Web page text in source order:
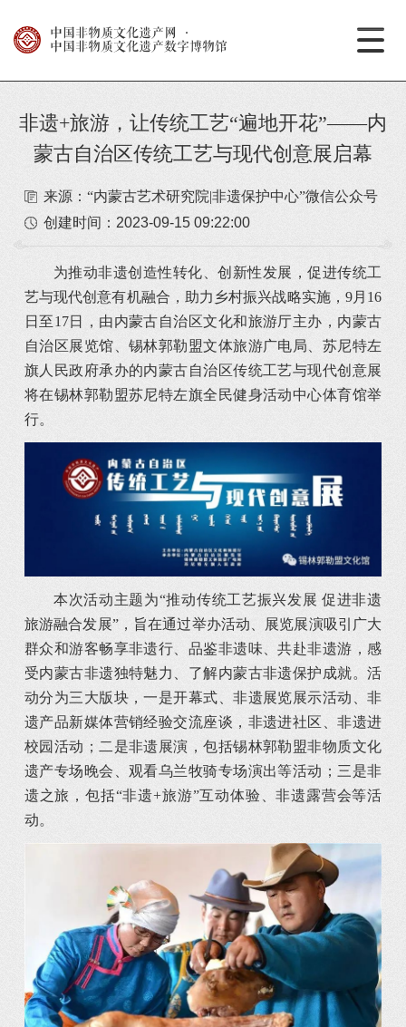
中国非物质文化遗产网
·
中国非物质文化遗产数字博物馆
非遗+旅游，让传统工艺“遍地开花”——内
蒙古自治区传统工艺与现代创意展启幕
来源：“内蒙古艺术研究院|非遗保护中心”微信公众号
创建时间： 2023-09-15 09:22:00
为推动非遗创造性转化、创新性发展，促进传统工
艺与现代创意有机融合，助力乡村振兴战略实施，9月16
日至17日，由内蒙古自治区文化和旅游厅主办，内蒙古
自治区展览馆、锡林郭勒盟文体旅游广电局、苏尼特左
旗人民政府承办的内蒙古自治区传统工艺与现代创意展
将在锡林郭勒盟苏尼特左旗全民健身活动中心体育馆举
行。
本次活动主题为“推动传统工艺振兴发展 促进非遗
旅游融合发展”，旨在通过举办活动、展览展演吸引广大
群众和游客畅享非遗行、品鉴非遗味、共赴非遗游，感
受内蒙古非遗独特魅力、了解内蒙古非遗保护成就。活
动分为三大版块，一是开幕式、非遗展览展示活动、非
遗产品新媒体营销经验交流座谈，非遗进社区、非遗进
校园活动；二是非遗展演，包括锡林郭勒盟非物质文化
遗产专场晚会、观看乌兰牧骑专场演出等活动；三是非
遗之旅，包括“非遗+旅游”互动体验、非遗露营会等活
动。